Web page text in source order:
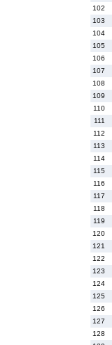
102
103
104
105
106
107
108
109
110
111
112
113
114
115
116
117
118
119
120
121
122
123
124
125
126
127
128